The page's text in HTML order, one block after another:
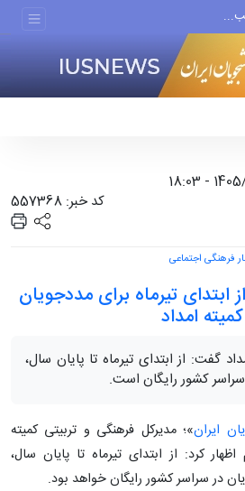
کد خبر: 557368
فرهنگی اجتماعی
ابتدای تیرماه برای مددجویان
کمیته امداد
گفت: از ابتدای تیرماه تا پایان سال،
کشور رایگان است.
ایران»؛ مدیرکل فرهنگی و تربیتی کمیته
کرد: از ابتدای تیرماه تا پایان سال،
در سراسر کشور رایگان خواهد بود.